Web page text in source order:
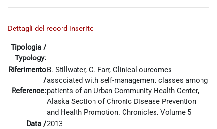
Dettagli del record inserito
Tipologia /
Typology:
Riferimento
/
Reference:
B. Stillwater, C. Farr, Clinical ourcomes
associated with self-management classes among
patients of an Urban Community Health Center,
Alaska Section of Chronic Disease Prevention
and Health Promotion. Chronicles, Volume 5
Data /2013